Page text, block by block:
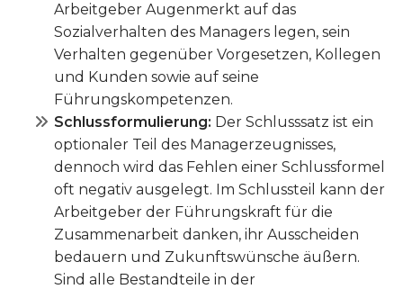
Arbeitgeber Augenmerkt auf das
Sozialverhalten des Managers legen, sein
Verhalten gegenüber Vorgesetzen, Kollegen
und Kunden sowie auf seine
Führungskompetenzen.
Schlussformulierung: Der Schlusssatz ist ein
optionaler Teil des Managerzeugnisses,
dennoch wird das Fehlen einer Schlussformel
oft negativ ausgelegt. Im Schlussteil kann der
Arbeitgeber der Führungskraft für die
Zusammenarbeit danken, ihr Ausscheiden
bedauern und Zukunftswünsche äußern.
Sind alle Bestandteile in der